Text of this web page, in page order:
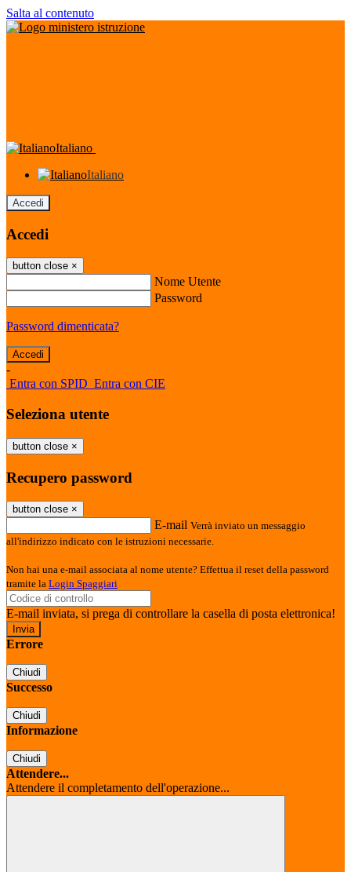
Salta al contenuto
Italiano
Italiano
Accedi
Accedi
button close ×
Nome Utente
Password
Password dimenticata?
-
Entra con SPID Entra con CIE
Seleziona utente
button close ×
Recupero password
button close ×
E-mail Verrà inviato un messaggio
all'indirizzo indicato con le istruzioni necessarie.
Non hai una e-mail associata al nome utente? Effettua il reset della password
tramite la Login Spaggiari
E-mail inviata, si prega di controllare la casella di posta elettronica!
Errore
Chiudi
Successo
Chiudi
Informazione
Chiudi
Attendere...
Attendere il completamento dell'operazione...